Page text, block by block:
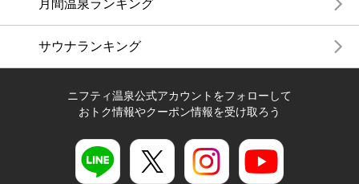
月間温泉ランキング
サウナランキング
ニフティ温泉公式アカウントをフォローして
おトク情報やクーポン情報を受け取ろう